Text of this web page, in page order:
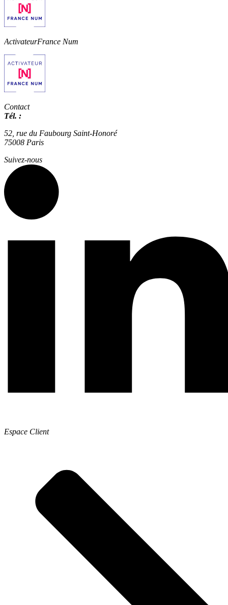
ActivateurFrance Num
Contact
Tél. :
52, rue du Faubourg Saint-Honoré
75008 Paris
Suivez-nous
Espace Client